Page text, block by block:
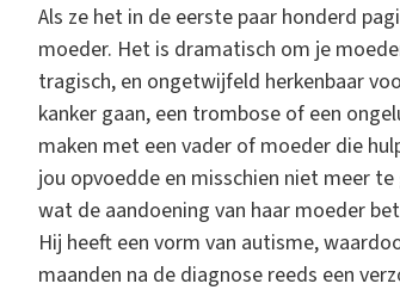
Als ze het in de eerste paar honderd
moeder. Het is dramatisch om je
tragisch, en ongetwijfeld herkenbaar
kanker gaan, een trombose of een
maken met een vader of moeder die
jou opvoedde en misschien niet meer
wat de aandoening van haar moeder
Hij heeft een vorm van autisme,
maanden na de diagnose reeds een